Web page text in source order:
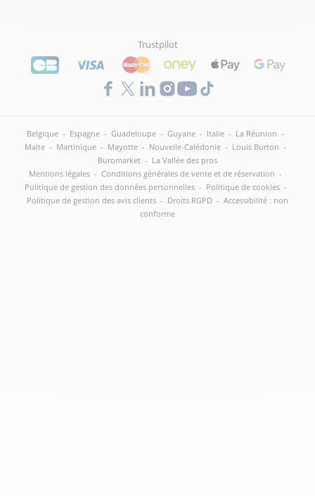
Trustpilot
Belgique - Espagne - Guadeloupe - Guyane - Italie - La Réunion -
Malte - Martinique - Mayotte - Nouvelle-Calédonie - Louis Burton -
Buromarket - La Vallée des pros
Mentions légales - Conditions générales de vente et de réservation -
Politique de gestion des données personnelles - Politique de cookies -
Politique de gestion des avis clients - Droits RGPD - Accessibilité : non
conforme